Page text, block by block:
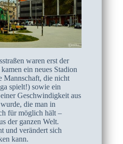
waren erst der
ein neues Stadion
Mannschaft, die nicht
spielt!) sowie ein
Geschwindigkeit aus
die man in
für möglich hält –
der ganzen Welt.
und verändert sich
kann.